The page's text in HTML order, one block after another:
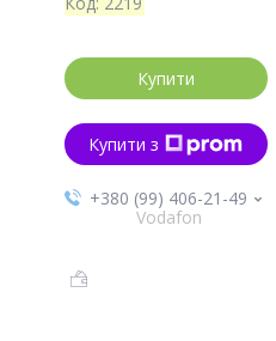
Купити
Купити з
+380 (99) 406-21-49
Vodafon